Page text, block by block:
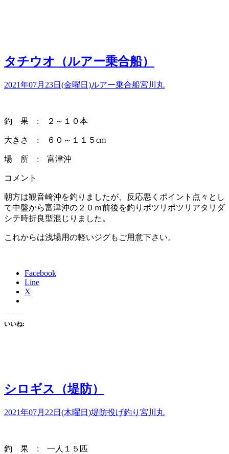
タチウオ（ルアー乗合船）
2021年07月23日(金曜日)ルアー乗合船宮川丸
釣 果 : ２～１０本
大きさ : ６０～１１５cm
場 所 : 富津沖
コメント
朝方は観音崎沖を釣りましたが、反応悪くポイント点々とし
て中盤から富津沖の２０ｍ前後を釣りポツリポツリアタリダ
シテ時折良型混じりました。
これからは浅場用の軽いジグもご用意下さい。
Facebook
Line
X
いいね:
シロギス（堤防）
2021年07月22日(木曜日)堤防投げ釣り 宮川丸
釣 果 : 一人１５匹